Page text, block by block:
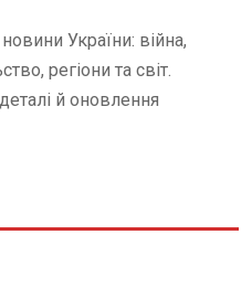
України: війна,
регіони та світ.
й оновлення